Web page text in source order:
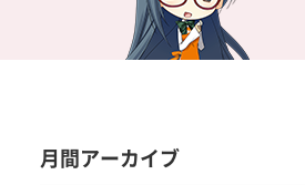
月間アーカイブ